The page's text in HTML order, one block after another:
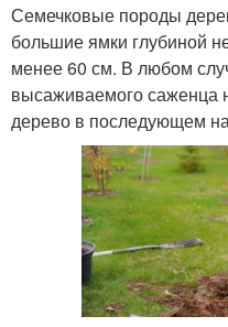
Семечковые породы
большие ямки глубиной
менее 60 см. В любом
высаживаемого саженца
дерево в последующем